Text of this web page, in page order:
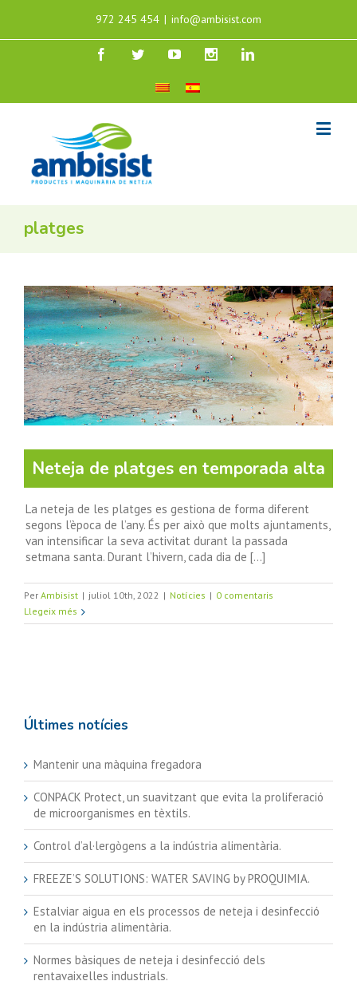
972 245 454 | info@ambisist.com
platges
Neteja de platges en temporada alta
La neteja de les platges es gestiona de forma diferent
segons l’època de l’any. És per això que molts ajuntaments,
van intensificar la seva activitat durant la passada
setmana santa. Durant l’hivern, cada dia de [...]
Per Ambisist | juliol 10th, 2022 | Notícies | 0 comentaris
Llegeix més
Últimes notícies
Mantenir una màquina fregadora
CONPACK Protect, un suavitzant que evita la proliferació
de microorganismes en tèxtils.
Control d’al·lergògens a la indústria alimentària.
FREEZE’S SOLUTIONS: WATER SAVING by PROQUIMIA.
Estalviar aigua en els processos de neteja i desinfecció
en la indústria alimentària.
Normes bàsiques de neteja i desinfecció dels
rentavaixelles industrials.